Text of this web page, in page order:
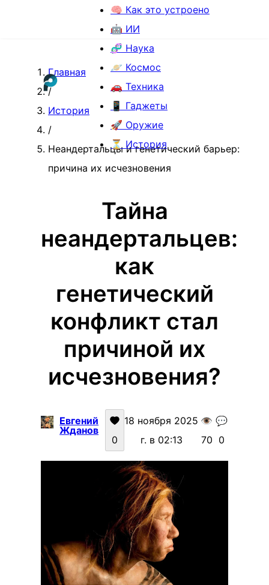
🧠 Как это устроено
🤖 ИИ
🧬 Наука
🪐 Космос
🚗 Техника
📱 Гаджеты
🚀 Оружие
⏳ История
Главная
/
История
/
Неандертальцы и генетический барьер:
причина их исчезновения
Тайна
неандертальцев:
как
генетический
конфликт стал
причиной их
исчезновения?
Евгений
Жданов
0
18 ноября 2025
г. в 02:13
👁️
70
💬
0